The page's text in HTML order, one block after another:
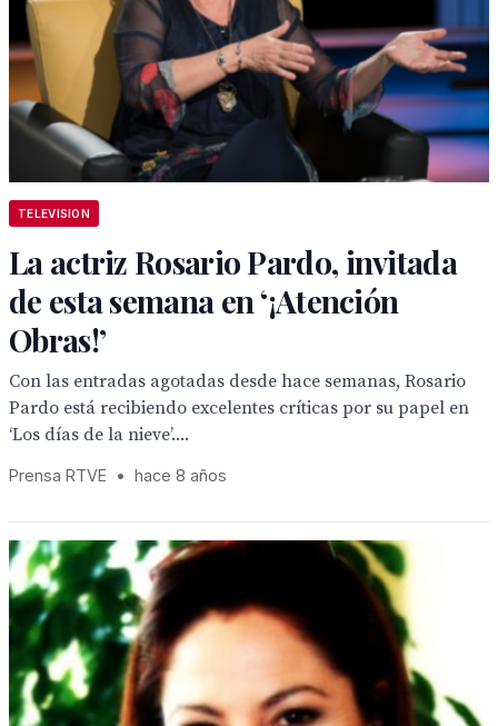
TELEVISION
La actriz Rosario Pardo, invitada
de esta semana en ‘¡Atención
Obras!’
Con las entradas agotadas desde hace semanas, Rosario
Pardo está recibiendo excelentes críticas por su papel en
‘Los días de la nieve’....
Prensa RTVE • hace 8 años